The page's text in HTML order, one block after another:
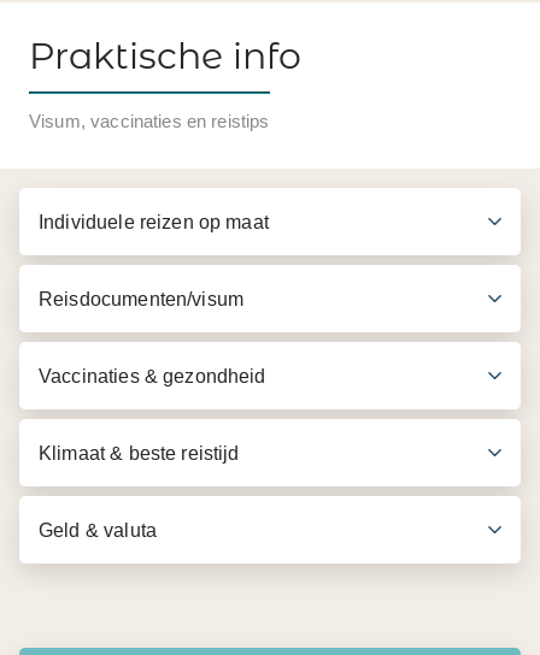
Inbegrepen in de prijs
chauffeur
Nachttrein Hanoi - Lao Cai en vice versa (4-bed
shared softsleeper)
Engelssprekende gids
Ontbijt op dag 2, 3 en 4
Drinkwater
Excursies volgens programma
** Entreegelden voor bezienswaardigheden die je bezoekt
volgens programma zijn inbegrepen
Accommodatie:
Praktische info
Visum, vaccinaties en reistips
Individuele reizen op maat
Reisdocumenten/visum
Vaccinaties & gezondheid
Klimaat & beste reistijd
Geld & valuta